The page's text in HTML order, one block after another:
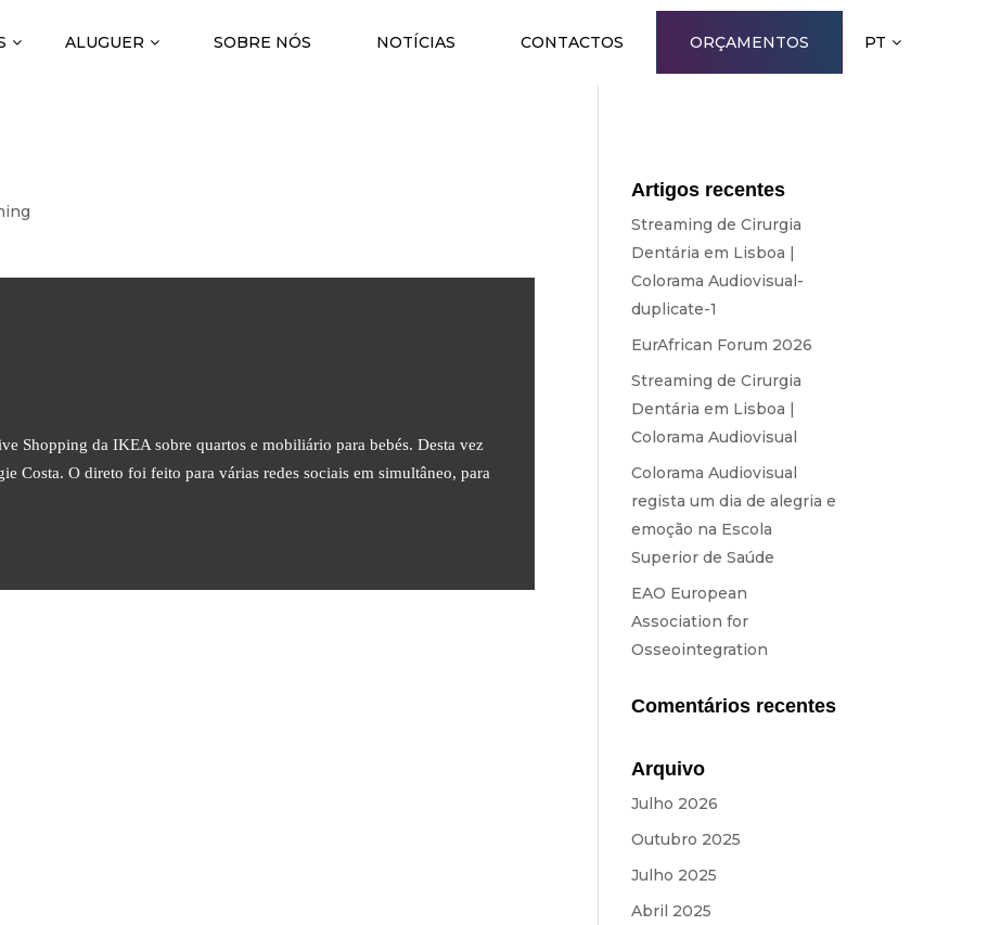
ALUGUER SOBRE NÓS NOTÍCIAS CONTACTOS ORÇAMENTOS PT
Shopping da IKEA sobre quartos e mobiliário para bebés. Desta vez
Costa. O direto foi feito para várias redes sociais em simultâneo, para
Artigos recentes
Streaming de Cirurgia
Dentária em Lisboa |
Colorama Audiovisual-
duplicate-1
EurAfrican Forum 2026
Streaming de Cirurgia
Dentária em Lisboa |
Colorama Audiovisual
Colorama Audiovisual
regista um dia de alegria e
emoção na Escola
Superior de Saúde
EAO European
Association for
Osseointegration
Comentários recentes
Arquivo
Julho 2026
Outubro 2025
Julho 2025
Abril 2025